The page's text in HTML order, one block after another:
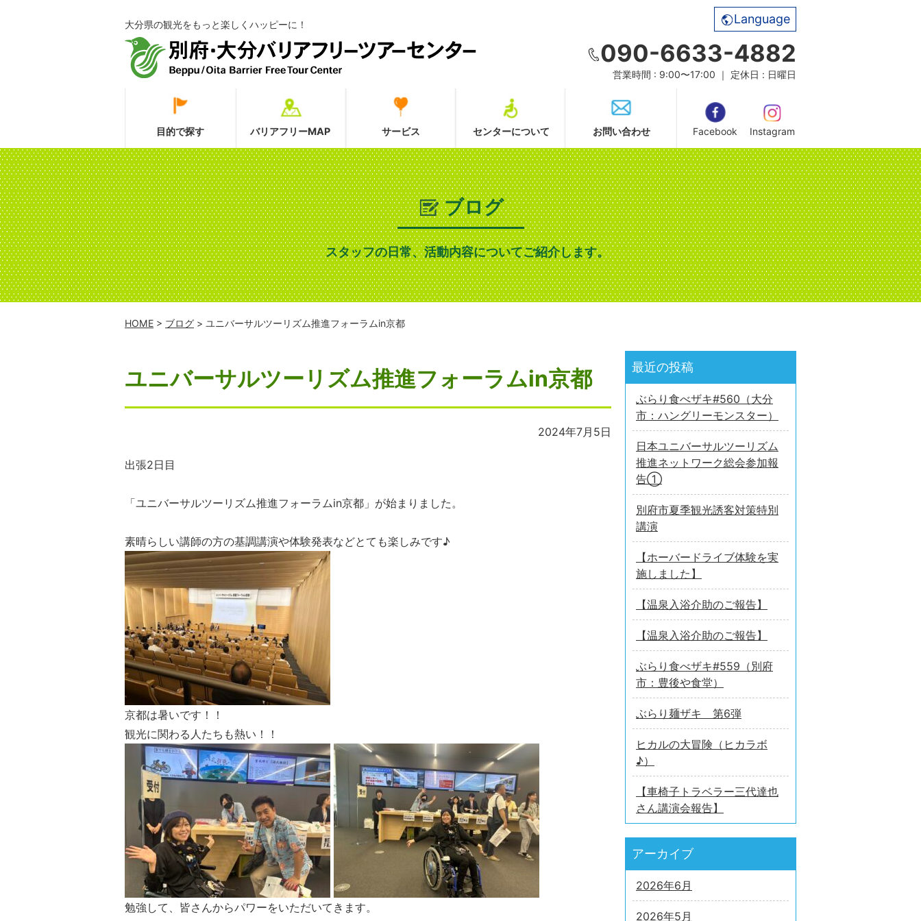
大分県の観光をもっと楽しくハッピーに！ Language
090-6633-4882
営業時間 : 9:00〜17:00 ｜ 定休日 : 日曜日
目的で探す バリアフリーMAP サービス センターについて お問い合わせ Facebook Instagram
ブログ
スタッフの日常、活動内容についてご紹介します。
HOME > ブログ > ユニバーサルツーリズム推進フォーラムin京都
ユニバーサルツーリズム推進フォーラムin京都
2024年7月5日
出張2日目
「ユニバーサルツーリズム推進フォーラムin京都」が始まりました。
素晴らしい講師の方の基調講演や体験発表などとても楽しみです♪
京都は暑いです！！
観光に関わる人たちも熱い！！
勉強して、皆さんからパワーをいただいてきます。
最近の投稿
ぶらり食べザキ#560（大分
市：ハングリーモンスター）
日本ユニバーサルツーリズム
推進ネットワーク総会参加報
告①
別府市夏季観光誘客対策特別
講演
【ホーバードライブ体験を実
施しました】
【温泉入浴介助のご報告】
【温泉入浴介助のご報告】
ぶらり食べザキ#559（別府
市：豊後や食堂）
ぶらり麺ザキ 第6弾
ヒカルの大冒険（ヒカラボ
♪）
【車椅子トラベラー三代達也
さん講演会報告】
アーカイブ
2026年6月
2026年5月